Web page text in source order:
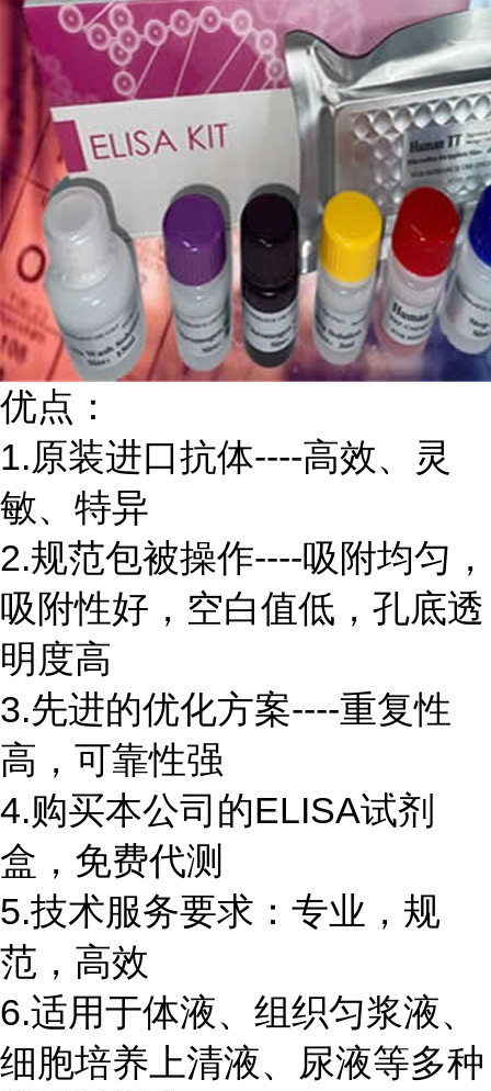
优点：
1.原装进口抗体----高效、灵
敏、特异
2.规范包被操作----吸附均匀，
吸附性好，空白值低，孔底透
明度高
3.先进的优化方案----重复性
高，可靠性强
4.购买本公司的ELISA试剂
盒，免费代测
5.技术服务要求：专业，规
范，高效
6.适用于体液、组织匀浆液、
细胞培养上清液、尿液等多种